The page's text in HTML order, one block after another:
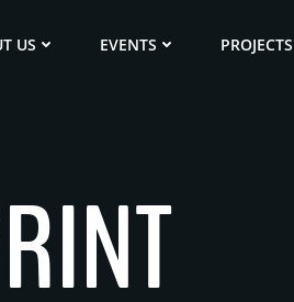
US EVENTS PROJECTS